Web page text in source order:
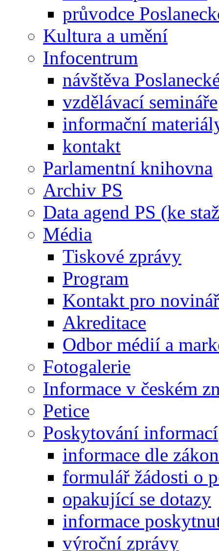
průvodce
Kultura a umění
Infocentrum
návštěva
vzdělávací semináře
informační
kontakt
Parlamentní knihovna
Archiv PS
Data agend PS (ke
Média
Tiskové zprávy
Program
Kontakt pro
Akreditace
Odbor médií a
Fotogalerie
Informace v českém
Petice
Poskytování informací
informace dle
formulář žádosti o
opakující se dotazy
informace
výroční zprávy